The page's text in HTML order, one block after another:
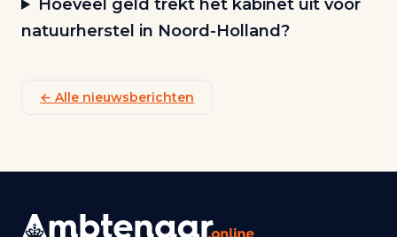
Hoeveel geld trekt het kabinet uit voor
natuurherstel in Noord-Holland?
← Alle nieuwsberichten